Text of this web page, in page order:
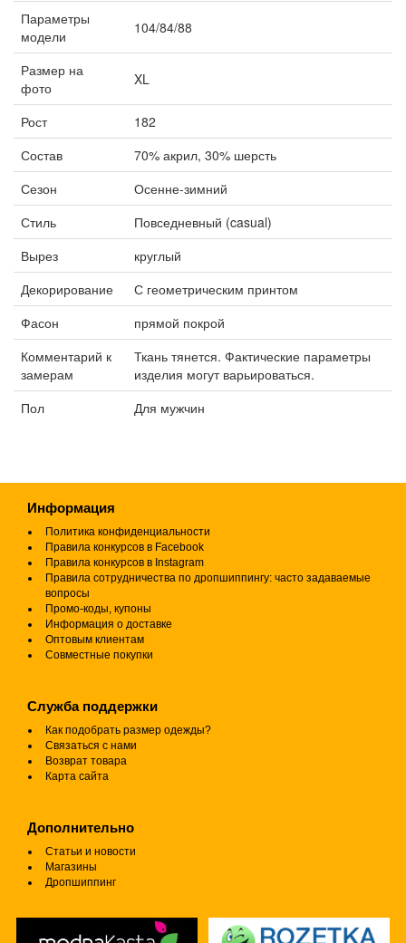
Параметры
модели
104/84/88
Размер на
фото
XL
Рост
182
Состав
70% акрил, 30% шерсть
Сезон
Осенне-зимний
Стиль
Повседневный (casual)
Вырез
круглый
Декорирование
С геометрическим принтом
Фасон
прямой покрой
Комментарий к
замерам
Ткань тянется. Фактические параметры
изделия могут варьироваться.
Пол
Для мужчин
Информация
Политика конфиденциальности
Правила конкурсов в Facebook
Правила конкурсов в Instagram
Правила сотрудничества по дропшиппингу: часто задаваемые
вопросы
Промо-коды, купоны
Информация о доставке
Оптовым клиентам
Совместные покупки
Служба поддержки
Как подобрать размер одежды?
Связаться с нами
Возврат товара
Карта сайта
Дополнительно
Статьи и новости
Магазины
Дропшиппинг